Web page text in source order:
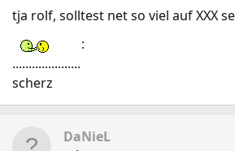
tja rolf, solltest net so viel auf XXX
:
.....................
scherz
DaNieL